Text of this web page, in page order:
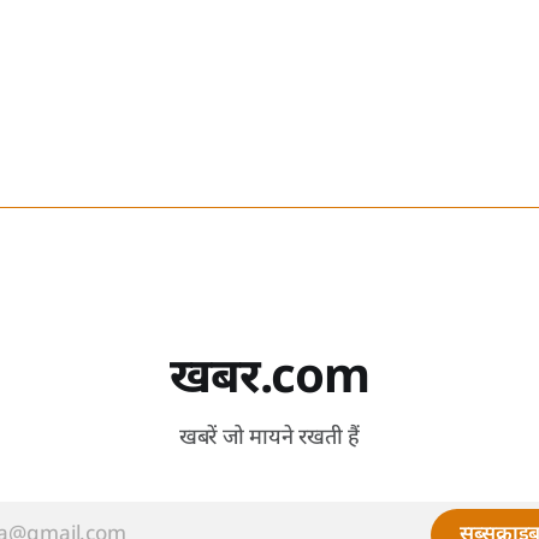
खबर.com
खबरें जो मायने रखती हैं